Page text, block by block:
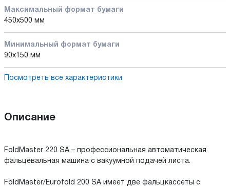
Максимальный формат бумаги
450x500 мм
Минимальный формат бумаги
90x150 мм
Посмотреть все характеристики
Описание
FoldMaster 220 SA – профессиональная автоматическая
фальцевальная машина с вакуумной подачей листа.
FoldMaster/Eurofold 200 SA имеет две фальцкассеты с